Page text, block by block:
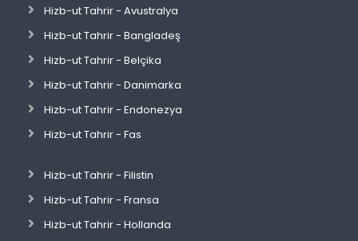
Hizb-ut Tahrir - Avustralya
Hizb-ut Tahrir - Bangladeş
Hizb-ut Tahrir - Belçika
Hizb-ut Tahrir - Danimarka
Hizb-ut Tahrir - Endonezya
Hizb-ut Tahrir - Fas
Hizb-ut Tahrir - Filistin
Hizb-ut Tahrir - Fransa
Hizb-ut Tahrir - Hollanda